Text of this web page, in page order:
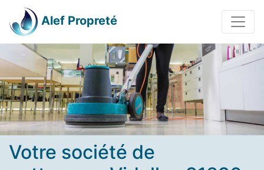
Alef Propreté
Votre société de